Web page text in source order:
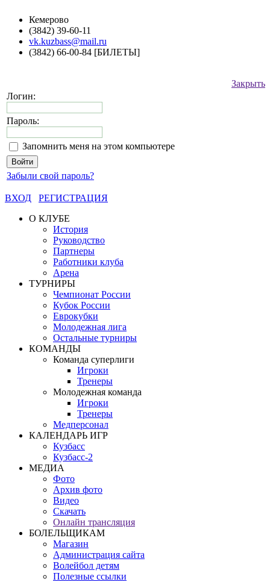
Кемерово
(3842) 39-60-11
vk.kuzbass@mail.ru
(3842) 66-00-84 [БИЛЕТЫ]
Закрыть
Логин:
Пароль:
Запомнить меня на этом компьютере
Забыли свой пароль?
ВХОД
РЕГИСТРАЦИЯ
О КЛУБЕ
История
Руководство
Партнеры
Работники клуба
Арена
ТУРНИРЫ
Чемпионат России
Кубок России
Еврокубки
Молодежная лига
Остальные турниры
КОМАНДЫ
Команда суперлиги
Игроки
Тренеры
Молодежная команда
Игроки
Тренеры
Медперсонал
КАЛЕНДАРЬ ИГР
Кузбасс
Кузбасс-2
МЕДИА
Фото
Архив фото
Видео
Скачать
Онлайн трансляция
БОЛЕЛЬЩИКАМ
Магазин
Администрация сайта
Волейбол детям
Полезные ссылки